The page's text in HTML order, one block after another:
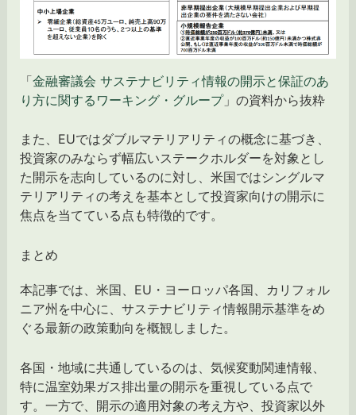
「金融審議会 サステナビリティ情報の開示と保証のあ
り方に関するワーキング・グループ」の資料から抜粋
また、EUではダブルマテリアリティの概念に基づき、
投資家のみならず幅広いステークホルダーを対象とし
た開示を志向しているのに対し、米国ではシングルマ
テリアリティの考えを基本として投資家向けの開示に
焦点を当てている点も特徴的です。
まとめ
本記事では、米国、EU・ヨーロッパ各国、カリフォル
ニア州を中心に、サステナビリティ情報開示基準をめ
ぐる最新の政策動向を概観しました。
各国・地域に共通しているのは、気候変動関連情報、
特に温室効果ガス排出量の開示を重視している点で
す。一方で、開示の適用対象の考え方や、投資家以外